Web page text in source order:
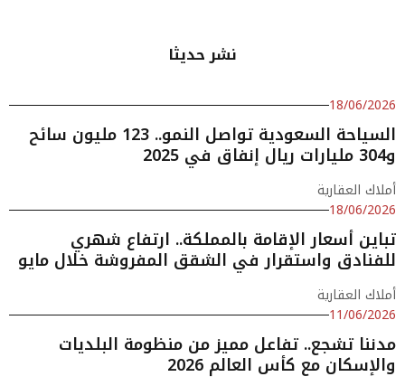
نشر حديثا
18/06/2026
السياحة السعودية تواصل النمو.. 123 مليون سائح
و304 مليارات ريال إنفاق في 2025
أملاك العقارية
18/06/2026
تباين أسعار الإقامة بالمملكة.. ارتفاع شهري
للفنادق واستقرار في الشقق المفروشة خلال مايو
أملاك العقارية
11/06/2026
مدننا تشجع.. تفاعل مميز من منظومة البلديات
والإسكان مع كأس العالم 2026